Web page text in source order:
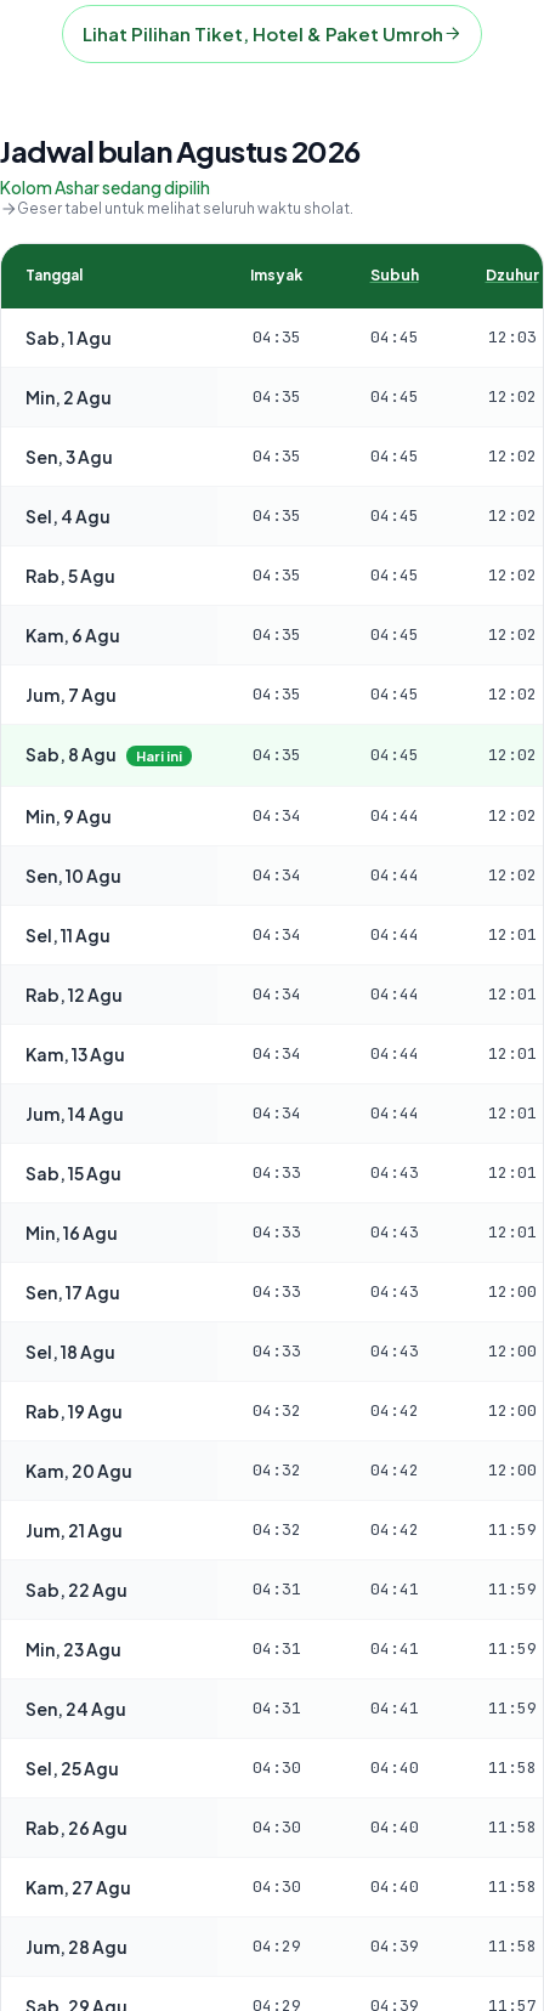
Lihat Pilihan Tiket, Hotel & Paket Umroh
Jadwal bulan Agustus 2026
Kolom Ashar sedang dipilih
Geser tabel untuk melihat seluruh waktu sholat.
Tanggal Imsyak Subuh Dzuhur
Sab, 1 Agu 04:35 04:45 12:03
Min, 2 Agu 04:35 04:45 12:02
Sen, 3 Agu 04:35 04:45 12:02
Sel, 4 Agu 04:35 04:45 12:02
Rab, 5 Agu 04:35 04:45 12:02
Kam, 6 Agu 04:35 04:45 12:02
Jum, 7 Agu 04:35 04:45 12:02
Sab, 8 Agu Hari ini 04:35 04:45 12:02
Min, 9 Agu 04:34 04:44 12:02
Sen, 10 Agu 04:34 04:44 12:02
Sel, 11 Agu 04:34 04:44 12:01
Rab, 12 Agu 04:34 04:44 12:01
Kam, 13 Agu 04:34 04:44 12:01
Jum, 14 Agu 04:34 04:44 12:01
Sab, 15 Agu 04:33 04:43 12:01
Min, 16 Agu 04:33 04:43 12:01
Sen, 17 Agu 04:33 04:43 12:00
Sel, 18 Agu 04:33 04:43 12:00
Rab, 19 Agu 04:32 04:42 12:00
Kam, 20 Agu 04:32 04:42 12:00
Jum, 21 Agu 04:32 04:42 11:59
Sab, 22 Agu 04:31 04:41 11:59
Min, 23 Agu 04:31 04:41 11:59
Sen, 24 Agu 04:31 04:41 11:59
Sel, 25 Agu 04:30 04:40 11:58
Rab, 26 Agu 04:30 04:40 11:58
Kam, 27 Agu 04:30 04:40 11:58
Jum, 28 Agu 04:29 04:39 11:58
Sab, 29 Agu 04:29 04:39 11:57